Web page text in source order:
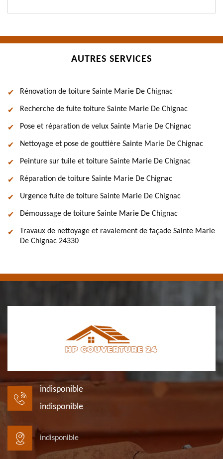
AUTRES SERVICES
Rénovation de toiture Sainte Marie De Chignac
Recherche de fuite toiture Sainte Marie De Chignac
Pose et réparation de velux Sainte Marie De Chignac
Nettoyage et pose de gouttière Sainte Marie De Chignac
Peinture sur tuile et toiture Sainte Marie De Chignac
Réparation de toiture Sainte Marie De Chignac
Urgence fuite de toiture Sainte Marie De Chignac
Démoussage de toiture Sainte Marie De Chignac
Travaux de nettoyage et ravalement de façade Sainte Marie
De Chignac 24330
indisponible
indisponible
indisponible